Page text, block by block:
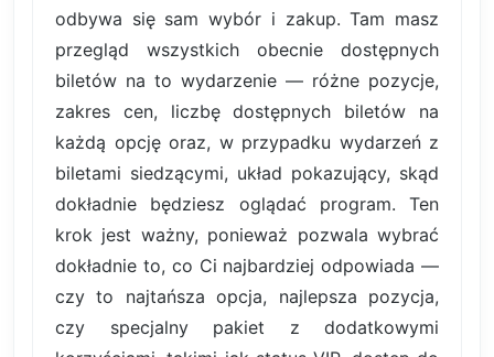
odbywa się sam wybór i zakup. Tam masz
przegląd wszystkich obecnie dostępnych
biletów na to wydarzenie — różne pozycje,
zakres cen, liczbę dostępnych biletów na
każdą opcję oraz, w przypadku wydarzeń z
biletami siedzącymi, układ pokazujący, skąd
dokładnie będziesz oglądać program. Ten
krok jest ważny, ponieważ pozwala wybrać
dokładnie to, co Ci najbardziej odpowiada —
czy to najtańsza opcja, najlepsza pozycja,
czy specjalny pakiet z dodatkowymi